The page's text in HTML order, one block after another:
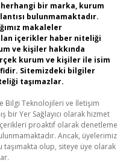
bir marka, kurum
bulunmamaktadır.
makaleler
içerikler haber niteliği
ve kişiler hakkında
kurum ve kişiler ile isim
Sitemizdeki bilgiler
taşımazlar.
Bilgi Teknolojileri ve İletişim
bir Yer Sağlayıcı olarak hizmet
proaktif olarak denetleme
Ancak, üyelerimiz
taşımakta olup, siteye üye olarak